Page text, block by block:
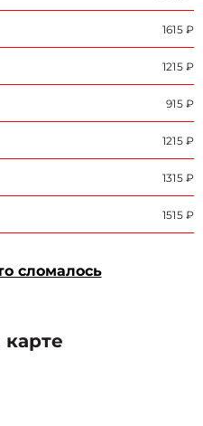
1615 ₽
1215 ₽
915 ₽
1215 ₽
1315 ₽
1515 ₽
сломалось